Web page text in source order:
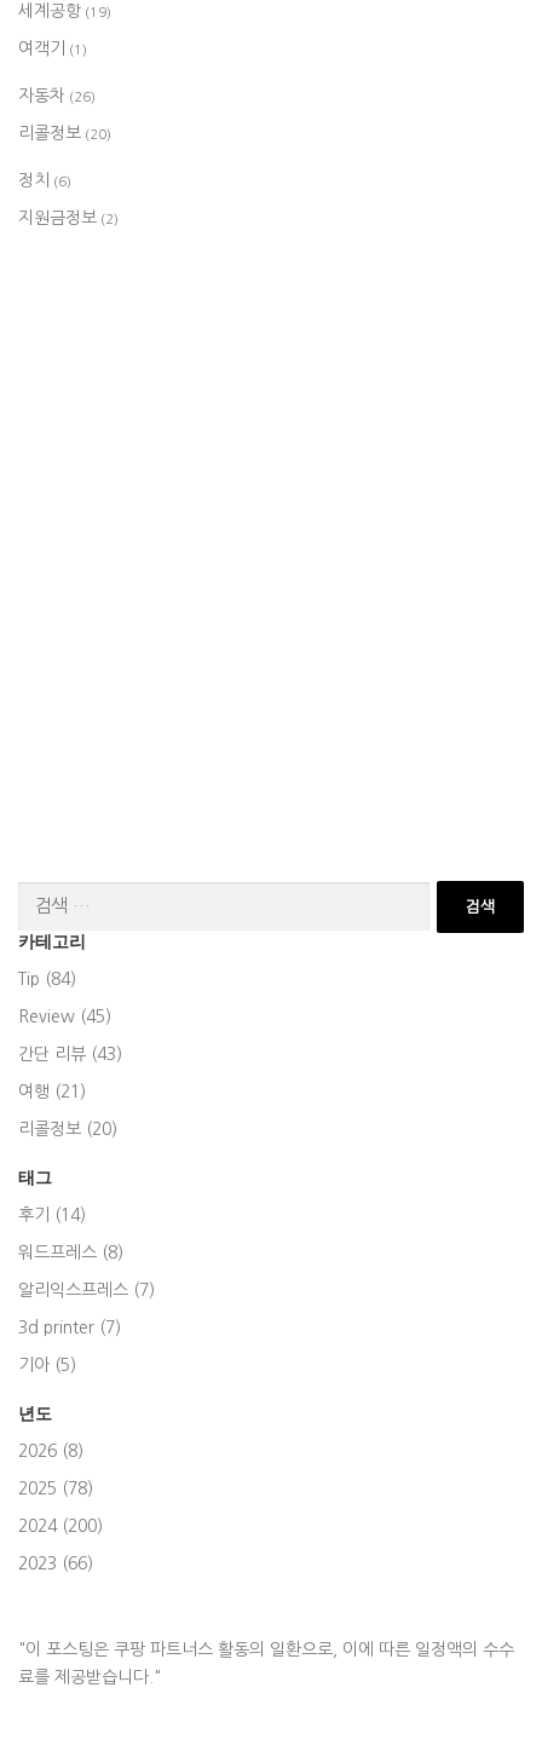
세계공항 (19)
여객기 (1)
자동차 (26)
리콜정보 (20)
정치 (6)
지원금정보 (2)
카테고리
Tip (84)
Review (45)
간단 리뷰 (43)
여행 (21)
리콜정보 (20)
태그
후기 (14)
워드프레스 (8)
알리익스프레스 (7)
3d printer (7)
기아 (5)
년도
2026 (8)
2025 (78)
2024 (200)
2023 (66)
"이 포스팅은 쿠팡 파트너스 활동의 일환으로, 이에 따른 일정액의 수수
료를 제공받습니다."